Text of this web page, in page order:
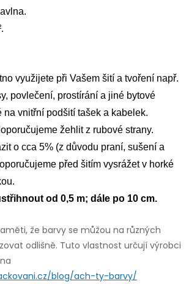
využijete při Vašem šití a tvoření např.
povlečení, prostírání a jiné bytové
na vnitřní podšití tašek a kabelek.
žehlit z rubové strany.
o cca 5% (z důvodu praní, sušení a
před šitím vysrážet v horké
od 0,5 m; dále po 10 cm.
že barvy se můžou na různých
odlišně. Tuto vlastnost určují výrobci
blog/ach-ty-barvy/